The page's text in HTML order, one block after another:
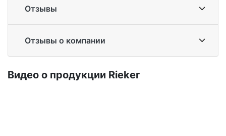
Отзывы
Отзывы о компании
Ви­део о про­дук­ции Ri­eker